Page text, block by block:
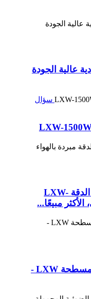
عالية الجودة
سؤال
ماكينة لحام ليزر عالية الدقة LXW-
ماكينة لحام المعادن المسطحة LXW -